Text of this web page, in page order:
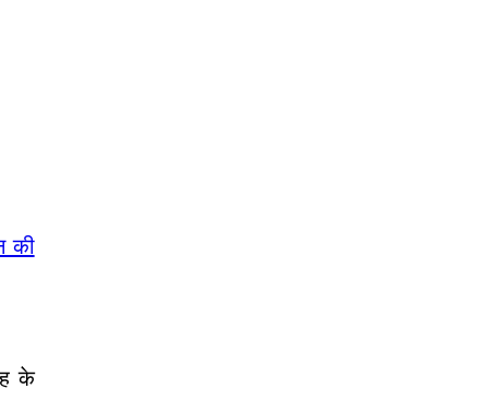
की
के